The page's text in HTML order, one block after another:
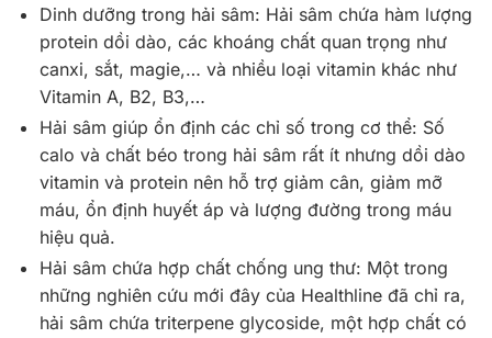
Dinh dưỡng trong hải sâm: Hải sâm chứa hàm lượng
protein dồi dào, các khoáng chất quan trọng như
canxi, sắt, magie,… và nhiều loại vitamin khác như
Vitamin A, B2, B3,…
Hải sâm giúp ổn định các chỉ số trong cơ thể: Số
calo và chất béo trong hải sâm rất ít nhưng dồi dào
vitamin và protein nên hỗ trợ giảm cân, giảm mỡ
máu, ổn định huyết áp và lượng đường trong máu
hiệu quả.
Hải sâm chứa hợp chất chống ung thư: Một trong
những nghiên cứu mới đây của Healthline đã chỉ ra,
hải sâm chứa triterpene glycoside, một hợp chất có